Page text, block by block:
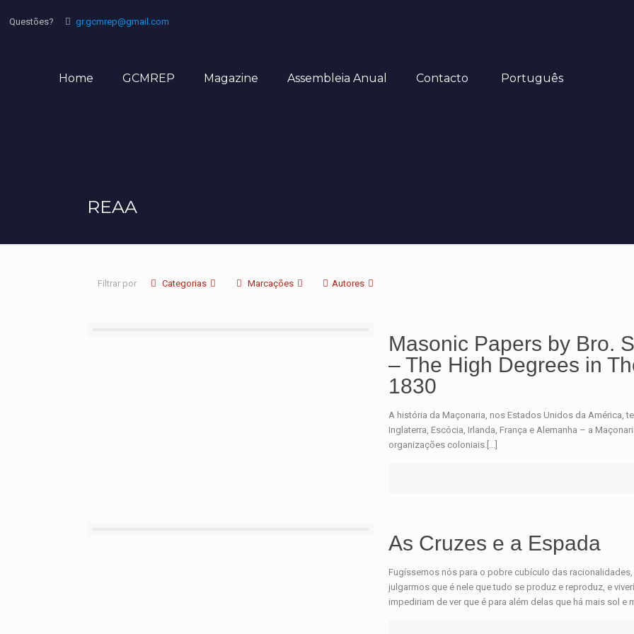
Questões? gr.gcmrep@gmail.com
Home GCMREP Magazine Assembleia Anual Contacto Português
REAA
Filtrar por Categorias Marcações Autores
Masonic Papers by Bro.
– The High Degrees in
1830
A história da Maçonaria, nos Estados Unidos da América,
Inglaterra, Escócia, Irlanda, França e Alemanha – a
organizações coloniais.[...]
As Cruzes e a Espada
Fugíssemos nós para o pobre cubículo das
julgarmos que é nele que tudo se produz e reproduz, e
impediriam de ver que é para além delas que há mais sol e